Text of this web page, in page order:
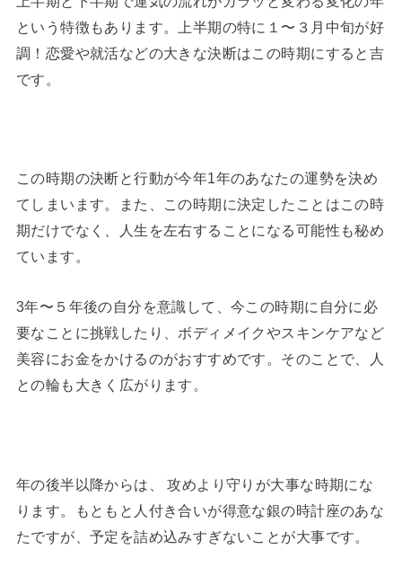
という特徴もあります。上半期の特に１〜３月中旬が好
調！恋愛や就活などの大きな決断はこの時期にすると吉
です。
この時期の決断と行動が今年1年のあなたの運勢を決め
てしまいます。また、この時期に決定したことはこの時
期だけでなく、人生を左右することになる可能性も秘め
ています。
3年〜５年後の自分を意識して、今この時期に自分に必
要なことに挑戦したり、ボディメイクやスキンケアなど
美容にお金をかけるのがおすすめです。そのことで、人
との輪も大きく広がります。
年の後半以降からは、 攻めより守りが大事な時期にな
ります。もともと人付き合いが得意な銀の時計座のあな
たですが、予定を詰め込みすぎないことが大事です。